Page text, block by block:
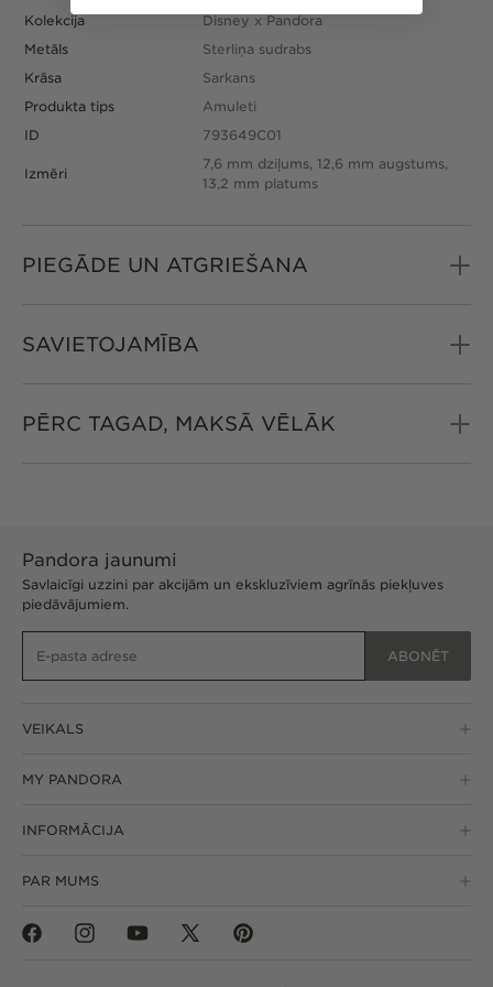
Kolekcija
Disney x Pandora
Metāls
Sterliņa sudrabs
Krāsa
Sarkans
Produkta tips
Amuleti
ID
793649C01
Izmēri
7,6 mm dziļums, 12,6 mm augstums,
13,2 mm platums
PIEGĀDE UN ATGRIEŠANA
SAVIETOJAMĪBA
PĒRC TAGAD, MAKSĀ VĒLĀK
Pandora jaunumi
Savlaicīgi uzzini par akcijām un ekskluzīviem agrīnās piekļuves
piedāvājumiem.
ABONĒT
VEIKALS
MY PANDORA
INFORMĀCIJA
PAR MUMS
FacebookInstagramYouTubeTwitter